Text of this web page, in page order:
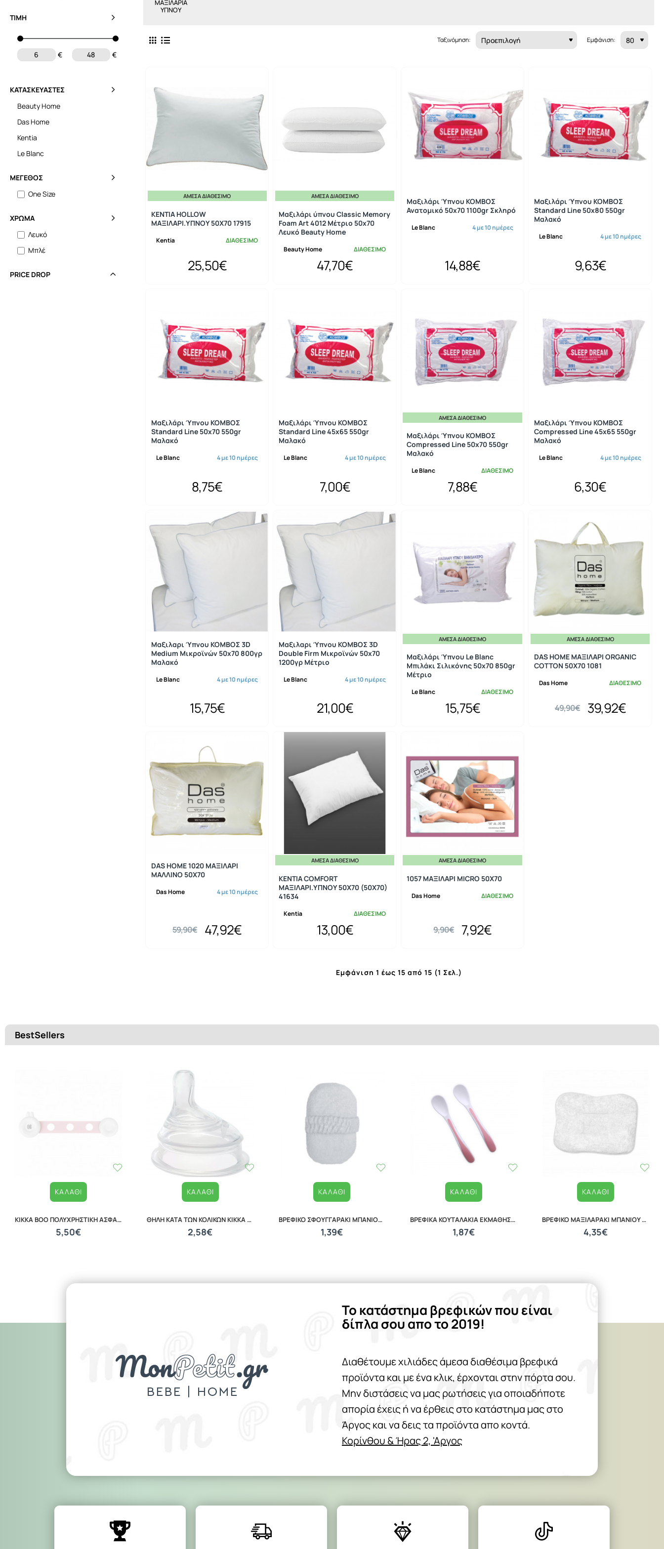
ΤΙΜΉ
€ €
ΚΑΤΑΣΚΕΥΑΣΤΈΣ
Beauty Home
Das Home
Kentia
Le Blanc
ΜΈΓΕΘΟΣ
One Size
ΧΡΏΜΑ
Λευκό
Μπλέ
PRICE DROP
ΜΑΞΙΛΑΡΙΑ
ΥΠΝΟΥ
Ταξινόμηση: Εμφάνιση:
ΆΜΕΣΑ ΔΙΑΘΈΣΙΜΟ
Kentia ΔΙΑΘΕΣΙΜΟ
KENTIA HOLLOW
ΜΑΞΙΛΑΡΙ.ΥΠΝΟΥ 50Χ70 17915
25,50€
ΆΜΕΣΑ ΔΙΑΘΈΣΙΜΟ
Beauty Home ΔΙΑΘΕΣΙΜΟ
Μαξιλάρι ύπνου Classic Memory
Foam Art 4012 Μέτριο 50x70
Λευκό Beauty Home
47,70€
Le Blanc 4 με 10 ημέρες
Μαξιλάρι Ύπνου ΚΟΜΒΟΣ
Ανατομικό 50x70 1100gr Σκληρό
14,88€
Le Blanc 4 με 10 ημέρες
Μαξιλάρι Ύπνου ΚΟΜΒΟΣ
Standard Line 50x80 550gr
Μαλακό
9,63€
Le Blanc 4 με 10 ημέρες
Μαξιλάρι Ύπνου ΚΟΜΒΟΣ
Standard Line 50x70 550gr
Μαλακό
8,75€
Le Blanc 4 με 10 ημέρες
Μαξιλάρι Ύπνου ΚΟΜΒΟΣ
Standard Line 45x65 550gr
Μαλακό
7,00€
ΆΜΕΣΑ ΔΙΑΘΈΣΙΜΟ
Le Blanc ΔΙΑΘΕΣΙΜΟ
Μαξιλάρι Ύπνου ΚΟΜΒΟΣ
Compressed Line 50x70 550gr
Μαλακό
7,88€
Le Blanc 4 με 10 ημέρες
Μαξιλάρι Ύπνου ΚΟΜΒΟΣ
Compressed Line 45x65 550gr
Μαλακό
6,30€
Le Blanc 4 με 10 ημέρες
Μαξιλαρι Ύπνου ΚΟΜΒΟΣ 3D
Medium Μικροϊνών 50x70 800γρ
Μαλακό
15,75€
Le Blanc 4 με 10 ημέρες
Μαξιλαρι Ύπνου ΚΟΜΒΟΣ 3D
Double Firm Μικροϊνών 50x70
1200γρ Μέτριο
21,00€
ΆΜΕΣΑ ΔΙΑΘΈΣΙΜΟ
Le Blanc ΔΙΑΘΕΣΙΜΟ
Μαξιλάρι Ύπνου Le Blanc
Μπιλάκι Σιλικόνης 50x70 850gr
Μέτριο
15,75€
ΆΜΕΣΑ ΔΙΑΘΈΣΙΜΟ
Das Home ΔΙΑΘΕΣΙΜΟ
DAS HOME ΜΑΞΙΛΑΡΙ ORGANIC
COTTON 50X70 1081
39,92€
49,90€
Das Home 4 με 10 ημέρες
DAS HOME 1020 ΜΑΞΙΛΑΡΙ
ΜΑΛΛΙΝΟ 50Χ70
47,92€
59,90€
ΆΜΕΣΑ ΔΙΑΘΈΣΙΜΟ
Kentia ΔΙΑΘΕΣΙΜΟ
KENTIA COMFORT
ΜΑΞΙΛΑΡΙ.ΥΠΝΟΥ 50X70 (50X70)
41634
13,00€
ΆΜΕΣΑ ΔΙΑΘΈΣΙΜΟ
Das Home ΔΙΑΘΕΣΙΜΟ
1057 ΜΑΞΙΛΑΡΙ MICRO 50Χ70
7,92€
9,90€
Εμφάνιση 1 έως 15 από 15 (1 Σελ.)
BestSellers
KIKKA BOO ΠΟΛΥΧΡΗΣΤΙΚΗ ΑΣΦΑΛΕΙΑ 2 ΤΕΜΑΧΙΑ PINK 31108030025
5,50€
ΚΑΛΆΘΙ
ΘΗΛΗ ΚΑΤΑ ΤΩΝ ΚΟΛΙΚΩΝ KIKKA BOO M ANTI COLIC NIPPLE FOR GLASS BOTTLE 31302010027
2,58€
ΚΑΛΆΘΙ
ΒΡΕΦΙΚΟ ΣΦΟΥΓΓΑΡΑΚΙ ΜΠΑΝΙΟΥ WHITE 20040210001
1,39€
ΚΑΛΆΘΙ
ΒΡΕΦΙΚΑ ΚΟΥΤΑΛΑΚΙΑ ΕΚΜΑΘΗΣΗΣ ΣΕΤ 2 ΤΕΜΑΧΙΩΝ LORELLI 10230480002
1,87€
ΚΑΛΆΘΙ
ΒΡΕΦΙΚΟ ΜΑΞΙΛΑΡΑΚΙ ΜΠΑΝΙΟΥ PILLOW 20040120001
4,35€
ΚΑΛΆΘΙ
Το κατάστημα βρεφικών που είναι
δίπλα σου απο το 2019!
Διαθέτουμε χιλιάδες άμεσα διαθέσιμα βρεφικά
προϊόντα και με ένα κλικ, έρχονται στην πόρτα σου.
Μην διστάσεις να μας ρωτήσεις για οποιαδήποτε
απορία έχεις ή να έρθεις στο κατάστημα μας στο
Άργος και να δεις τα προϊόντα απο κοντά.
Κορίνθου & Ήρας 2, 'Αργος